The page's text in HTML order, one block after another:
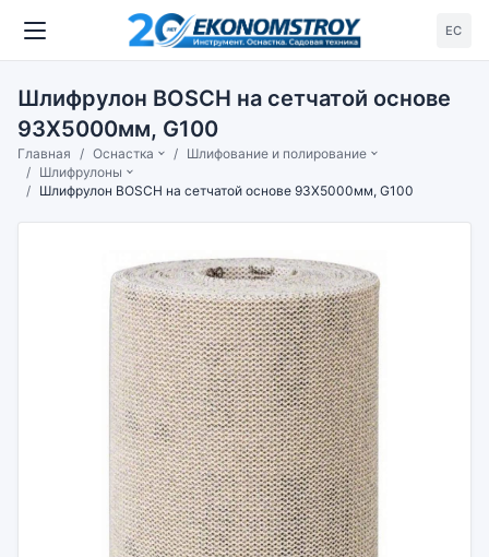
ЕС
Шлифрулон BOSCH на сетчатой основе
93X5000мм, G100
Главная Оснастка
Шлифование и полирование
Шлифрулоны
Шлифрулон BOSCH на сетчатой основе 93X5000мм, G100